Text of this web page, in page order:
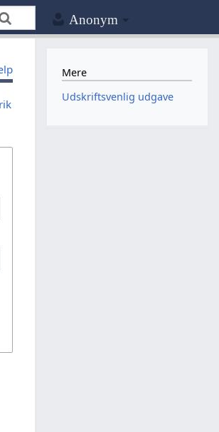
Anonym
Mere
Udskriftsvenlig udgave